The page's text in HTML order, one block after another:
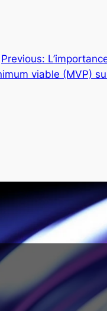
Previous:
viable (MVP)